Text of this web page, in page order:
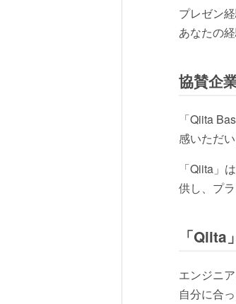
プレゼン
あなたの
協賛企
「Qiita
感いただい
「Qiita」
供し、プ
「Qiita
エンジニ
自分に合